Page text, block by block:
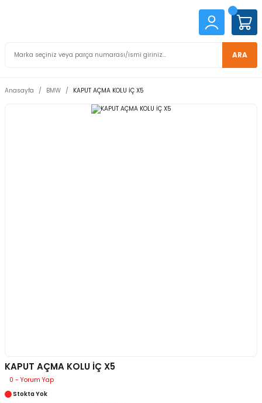
ARA
Anasayfa BMW KAPUT AÇMA KOLU İÇ X5
KAPUT AÇMA KOLU İÇ X5
0 - Yorum Yap
Stokta Yok